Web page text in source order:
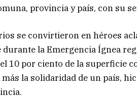
provincia y país, con su
se convirtieron en héroes
la Emergencia Ígnea
10 por ciento de la superficie
la solidaridad de un país,